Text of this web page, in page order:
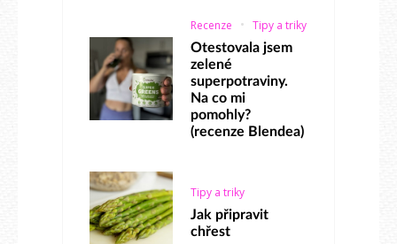
Recenze Tipy a triky
Otestovala jsem
zelené
superpotraviny.
Na co mi
pomohly?
(recenze Blendea)
Tipy a triky
Jak připravit
chřest